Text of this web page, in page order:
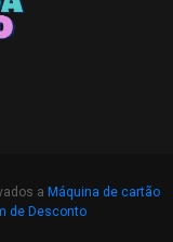
a Máquina de cartão
de Desconto